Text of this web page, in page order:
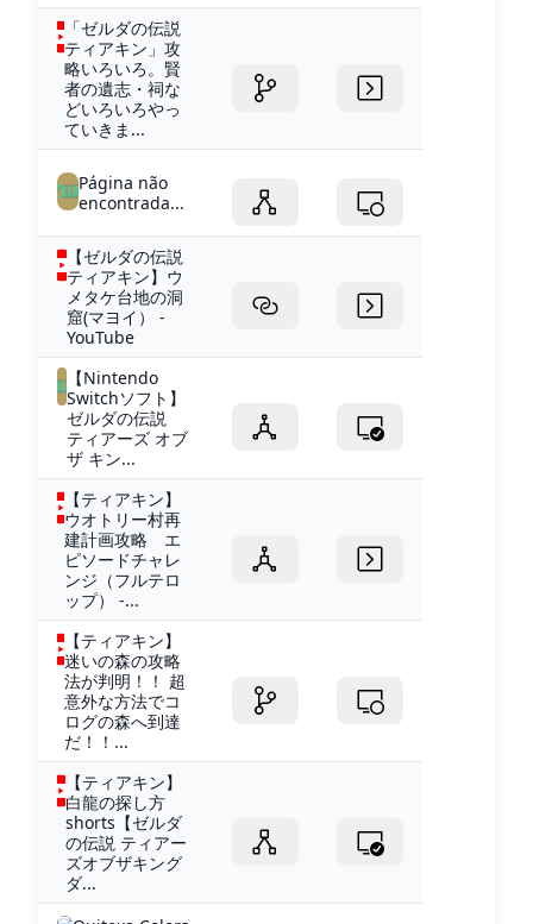
「ゼルダの伝説
ティアキン」攻
略いろいろ。賢
者の遺志・祠な
どいろいろやっ
ていきま...
Página não
encontrada...
【ゼルダの伝説
ティアキン】ウ
メタケ台地の洞
窟(マヨイ） -
YouTube
【Nintendo
Switchソフト】
ゼルダの伝説
ティアーズ オブ
ザ キン...
【ティアキン】
ウオトリー村再
建計画攻略 エ
ピソードチャレ
ンジ（フルテロ
ップ） -...
【ティアキン】
迷いの森の攻略
法が判明！！ 超
意外な方法でコ
ログの森へ到達
だ！！...
【ティアキン】
白龍の探し方
shorts【ゼルダ
の伝説 ティアー
ズオブザキング
ダ...